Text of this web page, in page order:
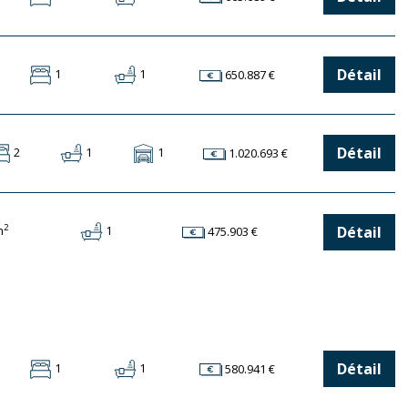
1 1 650.887 € Détail
2 1 1 1.020.693 € Détail
2 1 475.903 € Détail
1 1 580.941 € Détail